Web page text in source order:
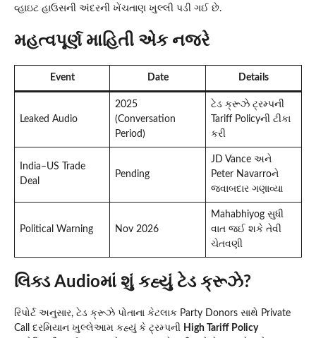
વ્હાઇટ હાઉસની અંદરની ખેંચતાણ ખુલ્લી પડી ગઈ છે.
મહત્વપૂર્ણ માહિતી એક નજરે
Event Date Details
Leaked Audio
2025
(Conversation
Period)
ટેડ ક્રૂઝે ટ્રમ્પની
Tariff Policyની ટીકા
કરી
India–US Trade
Deal
Pending
JD Vance અને
Peter Navarroને
જવાબદાર ગણાવ્યા
Political Warning Nov 2026
Mahabhiyog સુધી
વાત જઈ શકે તેવી
ચેતવણી
લિક્ડ Audioમાં શું કહ્યું ટેડ ક્રૂઝે?
રિપોર્ટ અનુસાર, ટેડ ક્રૂઝે પોતાના કેટલાક Party Donors સાથે Private
Call દરમિયાન ખુલ્લેઆમ કહ્યું કે ટ્રમ્પની High Tariff Policy